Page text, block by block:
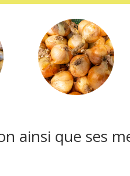
ainsi que ses